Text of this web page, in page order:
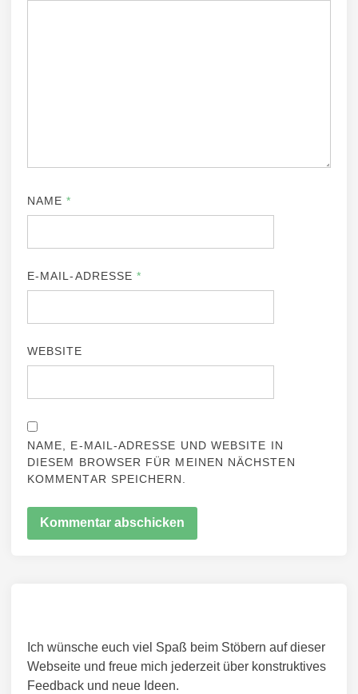
NAME*
E-MAIL-ADRESSE*
WEBSITE
NAME, E-MAIL-ADRESSE UND WEBSITE IN
DIESEM BROWSER FÜR MEINEN NÄCHSTEN
KOMMENTAR SPEICHERN.
Ich wünsche euch viel Spaß beim Stöbern auf dieser
Webseite und freue mich jederzeit über konstruktives
Feedback und neue Ideen.